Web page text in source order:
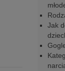
Jak